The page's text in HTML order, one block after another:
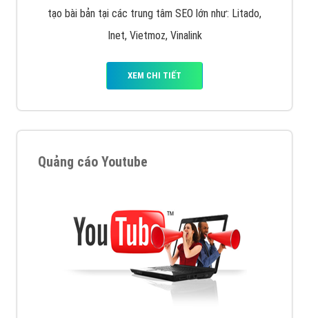
tạo bài bản tại các trung tâm SEO lớn như: Litado,
Inet, Vietmoz, Vinalink
XEM CHI TIẾT
Quảng cáo Youtube